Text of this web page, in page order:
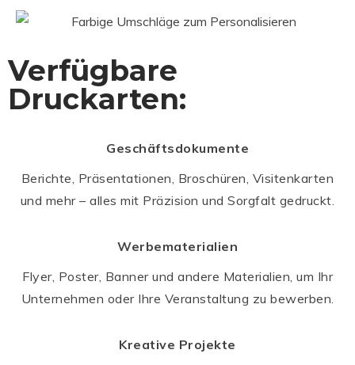
Verfügbare
Druckarten:
Geschäftsdokumente
Berichte, Präsentationen, Broschüren, Visitenkarten
und mehr – alles mit Präzision und Sorgfalt gedruckt.
Werbematerialien
Flyer, Poster, Banner und andere Materialien, um Ihr
Unternehmen oder Ihre Veranstaltung zu bewerben.
Kreative Projekte